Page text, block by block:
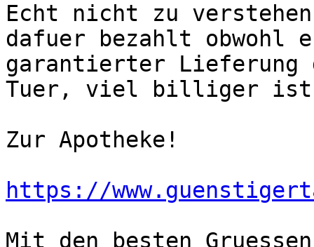
Echt nicht zu
dafuer bezahlt obwohl
garantierter
Tuer, viel billiger
Zur Apotheke!
https://
Mit den besten Gruessen